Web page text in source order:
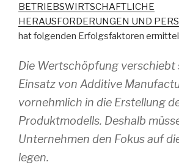
BETRIEBSWIRTSCHAFTLICHE
HERAUSFORDERUNGEN UND
hat folgenden Erfolgsfaktoren
Die Wertschöpfung verschiebt
Einsatz von Additive
vornehmlich in die Erstellung
Produktmodells. Deshalb
Unternehmen den Fokus auf
legen.